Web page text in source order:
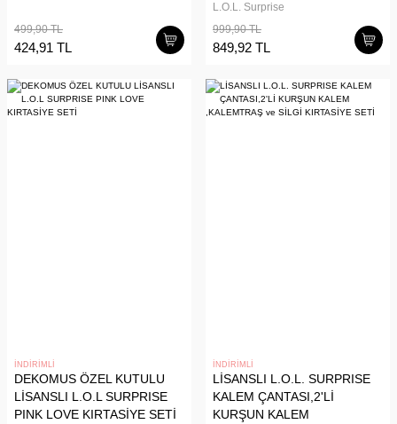
499,90 TL
424,91 TL
L.O.L. Surprise
999,90 TL
849,92 TL
İNDİRİMLİ
DEKOMUS ÖZEL KUTULU
LİSANSLI L.O.L SURPRISE
PINK LOVE KIRTASİYE SETİ
İNDİRİMLİ
LİSANSLI L.O.L. SURPRISE
KALEM ÇANTASI,2'Lİ
KURŞUN KALEM